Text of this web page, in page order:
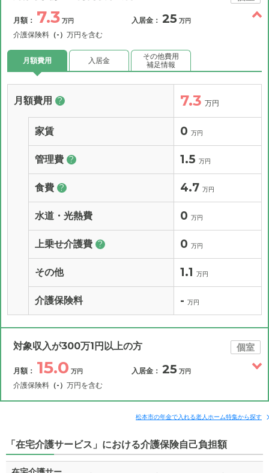
月額： 7.3 万円
介護保険料 （-） 万円を含む
入居金： 25 万円
月額費用 入居金
その他費用
補足情報
月額費用 ? 7.3 万円
家賃 0 万円
管理費 ? 1.5 万円
食費 ? 4.7 万円
水道・光熱費 0 万円
上乗せ介護費 ? 0 万円
その他 1.1 万円
介護保険料 - 万円
対象収入が300万1円以上の方 個室
月額： 15.0 万円
介護保険料 （-） 万円を含む
入居金： 25 万円
補足情報
月額費用 ? 15.0 万円
松本市の年金で入れる老人ホーム特集から探す
「在宅介護サービス」における介護保険自己負担額